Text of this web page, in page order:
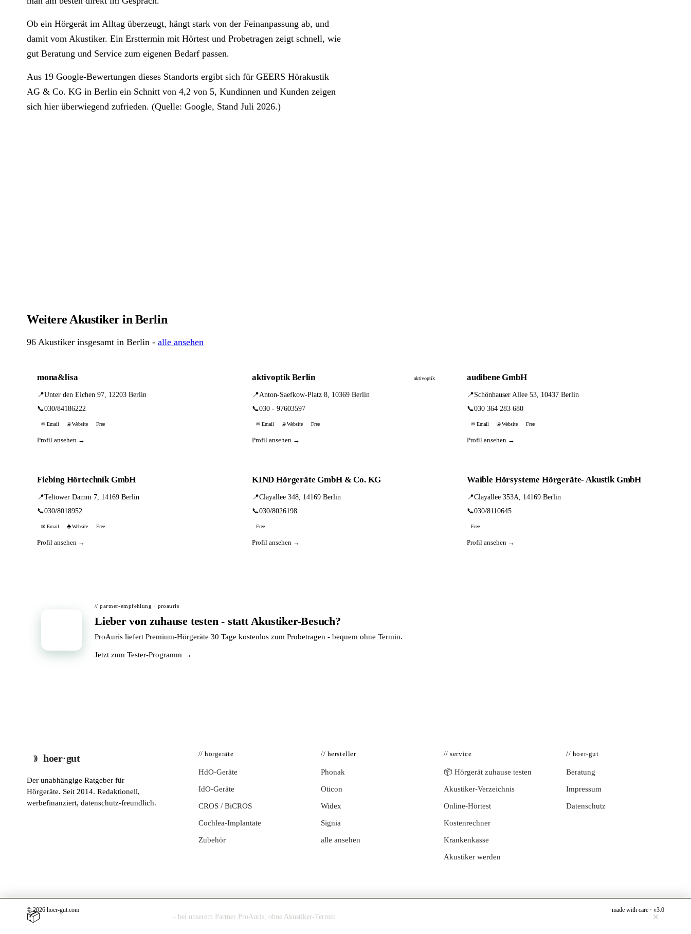
Ob ein Hörgerät im Alltag überzeugt, hängt stark von der Feinanpassung ab, und
damit vom Akustiker. Ein Ersttermin mit Hörtest und Probetragen zeigt schnell, wie
gut Beratung und Service zum eigenen Bedarf passen.
Aus 19 Google-Bewertungen dieses Standorts ergibt sich für GEERS Hörakustik
AG & Co. KG in Berlin ein Schnitt von 4,2 von 5, Kundinnen und Kunden zeigen
sich hier überwiegend zufrieden. (Quelle: Google, Stand Juli 2026.)
Weitere Akustiker in Berlin
96 Akustiker insgesamt in Berlin - alle ansehen
mona&lisa
📍Unter den Eichen 97, 12203 Berlin
📞030/84186222
✉ Email 🌐 Website Free
Profil ansehen →
aktivoptik Berlin aktivoptik
📍Anton-Saefkow-Platz 8, 10369 Berlin
📞030 - 97603597
✉ Email 🌐 Website Free
Profil ansehen →
audibene GmbH
📍Schönhauser Allee 53, 10437 Berlin
📞030 364 283 680
✉ Email 🌐 Website Free
Profil ansehen →
Fiebing Hörtechnik GmbH
📍Teltower Damm 7, 14169 Berlin
📞030/8018952
✉ Email 🌐 Website Free
Profil ansehen →
KIND Hörgeräte GmbH & Co. KG
📍Clayallee 348, 14169 Berlin
📞030/8026198
Free
Profil ansehen →
Waible Hörsysteme Hörgeräte- Akustik GmbH
📍Clayallee 353A, 14169 Berlin
📞030/8110645
Free
Profil ansehen →
// partner-empfehlung · proauris
Lieber von zuhause testen - statt Akustiker-Besuch?
ProAuris liefert Premium-Hörgeräte 30 Tage kostenlos zum Probetragen - bequem ohne Termin.
Jetzt zum Tester-Programm →
hoer·gut
Der unabhängige Ratgeber für
Hörgeräte. Seit 2014. Redaktionell,
werbefinanziert, datenschutz-freundlich.
// hörgeräte
HdO-Geräte
IdO-Geräte
CROS / BiCROS
Cochlea-Implantate
Zubehör
// hersteller
Phonak
Oticon
Widex
Signia
alle ansehen
// service
📦 Hörgerät zuhause testen
Akustiker-Verzeichnis
Online-Hörtest
Kostenrechner
Krankenkasse
Akustiker werden
// hoer-gut
Beratung
Impressum
Datenschutz
© 2026 hoer-gut.com made with care · v3.0
📦 - bei unserem Partner ProAuris, ohne Akustiker-Termin ×